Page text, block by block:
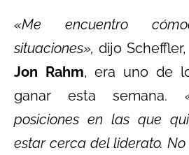
«Me encuentro
situaciones», dijo
Jon Rahm, era uno de
ganar esta semana.
posiciones en las que
estar cerca del liderato.